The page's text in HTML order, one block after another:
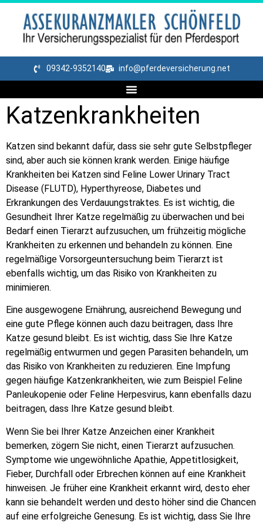
09342-9352140 info@pferdeversicherung.net
Katzenkrankheiten
Katzen sind bekannt dafür, dass sie sehr gute Selbstpfleger
sind, aber auch sie können krank werden. Einige häufige
Krankheiten bei Katzen sind Feline Lower Urinary Tract
Disease (FLUTD), Hyperthyreose, Diabetes und
Erkrankungen des Verdauungstraktes. Es ist wichtig, die
Gesundheit Ihrer Katze regelmäßig zu überwachen und bei
Bedarf einen Tierarzt aufzusuchen, um frühzeitig mögliche
Krankheiten zu erkennen und behandeln zu können. Eine
regelmäßige Vorsorgeuntersuchung beim Tierarzt ist
ebenfalls wichtig, um das Risiko von Krankheiten zu
minimieren.
Eine ausgewogene Ernährung, ausreichend Bewegung und
eine gute Pflege können auch dazu beitragen, dass Ihre
Katze gesund bleibt. Es ist wichtig, dass Sie Ihre Katze
regelmäßig entwurmen und gegen Parasiten behandeln, um
das Risiko von Krankheiten zu reduzieren. Eine Impfung
gegen häufige Katzenkrankheiten, wie zum Beispiel Feline
Panleukopenie oder Feline Herpesvirus, kann ebenfalls dazu
beitragen, dass Ihre Katze gesund bleibt.
Wenn Sie bei Ihrer Katze Anzeichen einer Krankheit
bemerken, zögern Sie nicht, einen Tierarzt aufzusuchen.
Symptome wie ungewöhnliche Apathie, Appetitlosigkeit,
Fieber, Durchfall oder Erbrechen können auf eine Krankheit
hinweisen. Je früher eine Krankheit erkannt wird, desto eher
kann sie behandelt werden und desto höher sind die Chancen
auf eine erfolgreiche Genesung. Es ist wichtig, dass Sie Ihre